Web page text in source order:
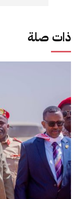
ذات صلة